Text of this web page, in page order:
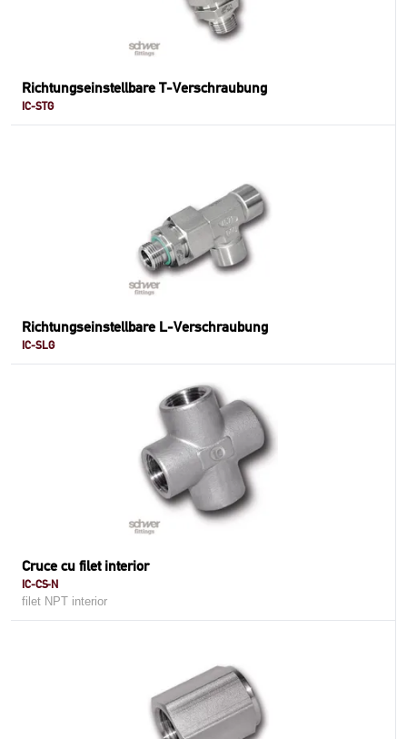
Richtungseinstellbare T-Verschraubung
IC-STG
Richtungseinstellbare L-Verschraubung
IC-SLG
Cruce cu filet interior
IC-CS-N
filet NPT interior